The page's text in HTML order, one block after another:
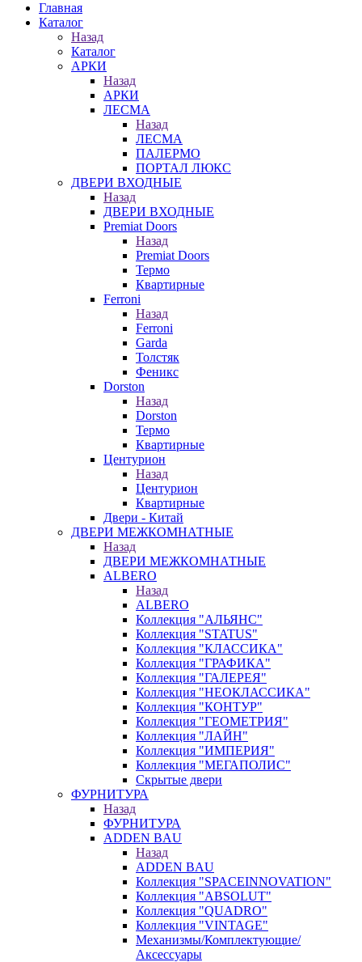
Главная
Каталог
Назад
Каталог
АРКИ
Назад
АРКИ
ЛЕСМА
Назад
ЛЕСМА
ПАЛЕРМО
ПОРТАЛ ЛЮКС
ДВЕРИ ВХОДНЫЕ
Назад
ДВЕРИ ВХОДНЫЕ
Premiat Doors
Назад
Premiat Doors
Термо
Квартирные
Ferroni
Назад
Ferroni
Garda
Толстяк
Феникс
Dorston
Назад
Dorston
Термо
Квартирные
Центурион
Назад
Центурион
Квартирные
Двери - Китай
ДВЕРИ МЕЖКОМНАТНЫЕ
Назад
ДВЕРИ МЕЖКОМНАТНЫЕ
ALBERO
Назад
ALBERO
Коллекция "АЛЬЯНС"
Коллекция "STATUS"
Коллекция "КЛАССИКА"
Коллекция "ГРАФИКА"
Коллекция "ГАЛЕРЕЯ"
Коллекция "НЕОКЛАССИКА"
Коллекция "КОНТУР"
Коллекция "ГЕОМЕТРИЯ"
Коллекция "ЛАЙН"
Коллекция "ИМПЕРИЯ"
Коллекция "МЕГАПОЛИС"
Скрытые двери
ФУРНИТУРА
Назад
ФУРНИТУРА
ADDEN BAU
Назад
ADDEN BAU
Коллекция "SPACEINNOVATION"
Коллекция "ABSOLUT"
Коллекция "QUADRO"
Коллекция "VINTAGE"
Механизмы/Комплектующие/
Аксессуары